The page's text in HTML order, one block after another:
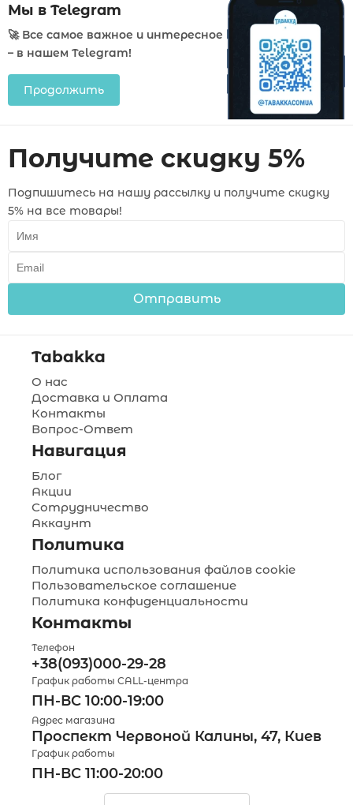
Мы в Telegram
🚀 Все самое важное и интересное
– в нашем Telegram!
Продолжить
Получите скидку 5%
Подпишитесь на нашу рассылку и получите скидку
5% на все товары!
Отправить
Tabakka
О нас
Доставка и Оплата
Контакты
Вопрос-Ответ
Навигация
Блог
Акции
Сотрудничество
Аккаунт
Политика
Политика использования файлов cookie
Пользовательское соглашение
Политика конфиденциальности
Контакты
Телефон
+38(093)000-29-28
График работы CALL-центра
ПН-ВС 10:00-19:00
Адрес магазина
Проспект Червоной Калины, 47, Киев
График работы
ПН-ВС 11:00-20:00